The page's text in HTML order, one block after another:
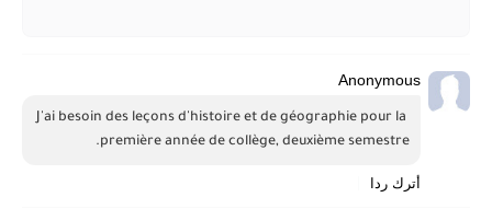
Anonymous
J'ai besoin des leçons d'histoire et de géographie pour la
première année de collège, deuxième semestre.
أترك ردا